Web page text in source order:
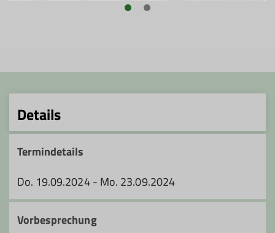
Details
Termindetails
Do. 19.09.2024 - Mo. 23.09.2024
Vorbesprechung